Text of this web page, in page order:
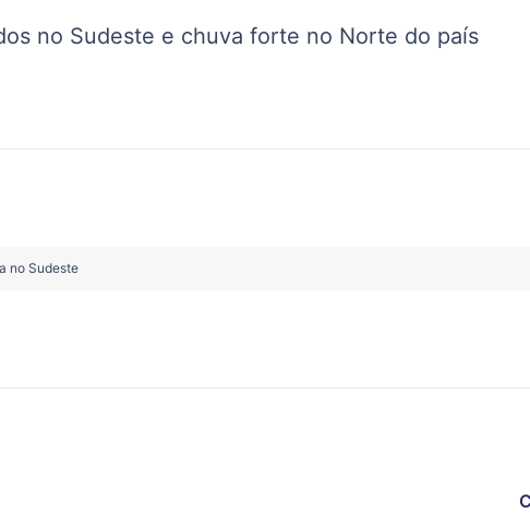
no Sudeste e chuva forte no Norte do país
no Sudeste